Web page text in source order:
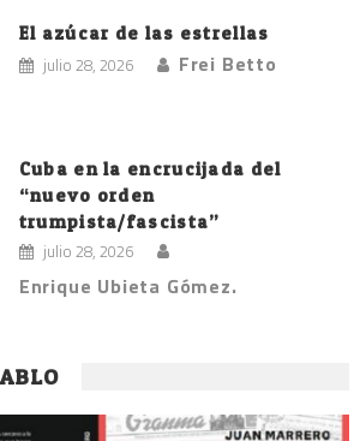
El azúcar de las estrellas
julio 28, 2026 Frei Betto
Cuba en la encrucijada del
“nuevo orden
trumpista/fascista”
julio 28, 2026
Enrique Ubieta Gómez.